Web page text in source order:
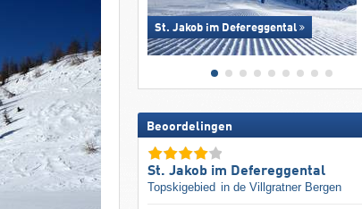
St. Jakob im Defereggental
Beoordelingen
St. Jakob im Defereggental
Topskigebied in de Villgratner Bergen